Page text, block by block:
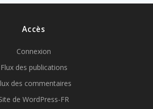
Accès
Connexion
Flux des publications
des commentaires
de WordPress-FR